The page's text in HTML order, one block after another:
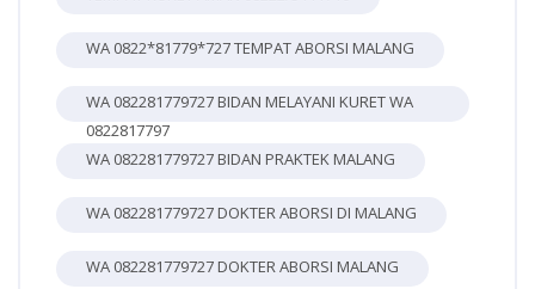
WA 0822*81779*727 TEMPAT ABORSI MALANG
WA 082281779727 BIDAN MELAYANI KURET WA
0822817797
WA 082281779727 BIDAN PRAKTEK MALANG
WA 082281779727 DOKTER ABORSI DI MALANG
WA 082281779727 DOKTER ABORSI MALANG